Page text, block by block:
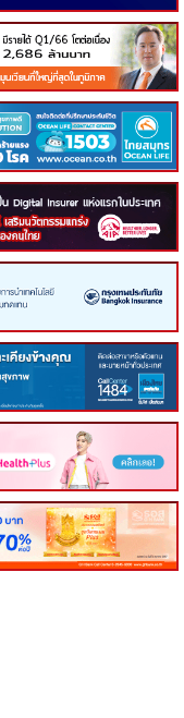
ล้าเล็กๆ สู่ความหวังที่ยิ่งใ
งวินัยจราจรเด็กไทย มอบห